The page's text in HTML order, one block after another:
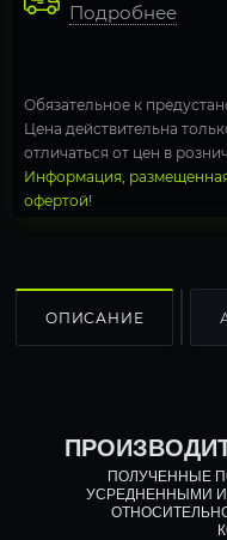
Подробнее
Обязательное к
Цена действительна
отличаться от цен в
Информация,
офертой!
ОПИСАНИЕ
ПОЛУЧЕННЫЕ
УСРЕДНЕННЫМИ